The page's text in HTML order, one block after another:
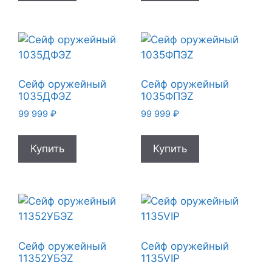
Сейф оружейный
1035ДФЭZ
99 999 ₽
Купить
Сейф оружейный
1035ФПЭZ
99 999 ₽
Купить
Сейф оружейный
11352УБЭZ
Сейф оружейный
1135VIP